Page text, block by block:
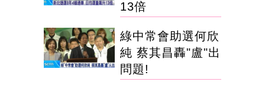
13倍
綠中常會助選何欣
純 蔡其昌轟"盧"出
問題!